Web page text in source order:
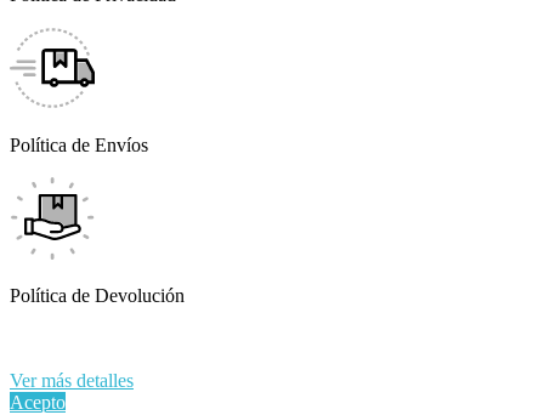
Política de Envíos
Política de Devolución
Ver más detalles
Acepto